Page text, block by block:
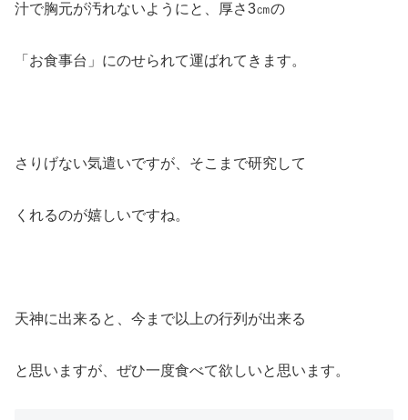
汁で胸元が汚れないようにと、厚さ3㎝の
「お食事台」にのせられて運ばれてきます。
さりげない気遣いですが、そこまで研究して
くれるのが嬉しいですね。
天神に出来ると、今まで以上の行列が出来る
と思いますが、ぜひ一度食べて欲しいと思います。